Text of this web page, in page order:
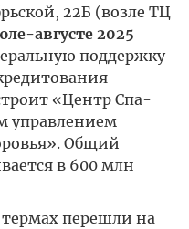
22Б (возле ТЦ
августе 2025
поддержку
«Центр Спа-
управлением
Общий
в 600 млн
перешли на